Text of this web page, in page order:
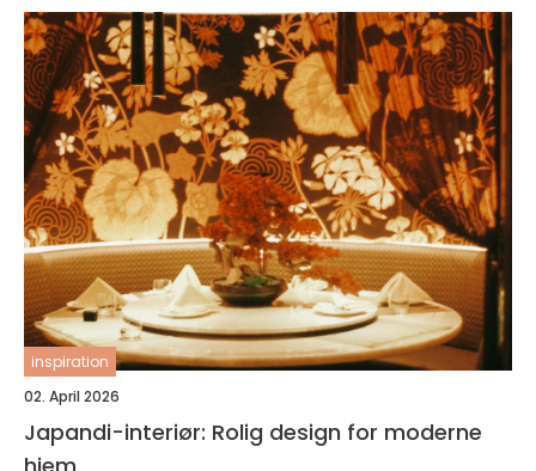
inspiration
02. April 2026
Japandi-interiør: Rolig design for moderne